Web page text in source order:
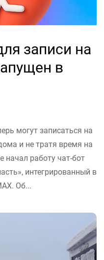
записи на
в
могут записаться на
и не тратя время на
начал работу чат-бот
интегрированный в
Об...